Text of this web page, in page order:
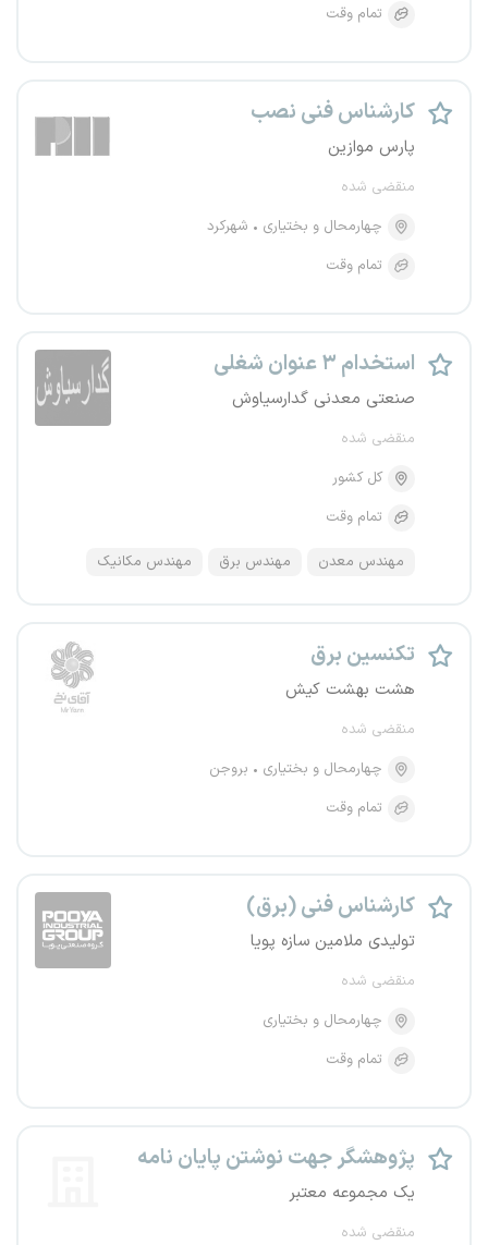
تمام وقت
کارشناس فنی نصب
پارس موازین
منقضی شده
چهارمحال و بختیاری
شهرکرد
تمام وقت
استخدام ۳ عنوان شغلی
صنعتی معدنی گدارسیاوش
منقضی شده
کل کشور
تمام وقت
مهندس معدن مهندس برق مهندس مکانیک
تکنسین برق
هشت بهشت کیش
منقضی شده
چهارمحال و بختیاری
بروجن
تمام وقت
کارشناس فنی (برق)
تولیدی ملامین سازه پویا
منقضی شده
چهارمحال و بختیاری
تمام وقت
پژوهشگر جهت نوشتن پایان نامه
یک مجموعه معتبر
منقضی شده